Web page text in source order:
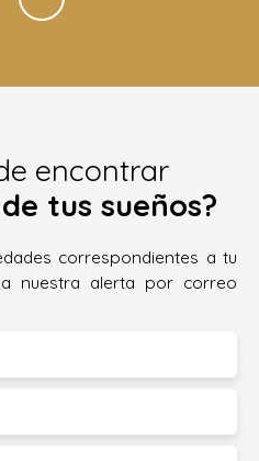
encontrar
tus sueños?
correspondientes a tu
a nuestra alerta por correo